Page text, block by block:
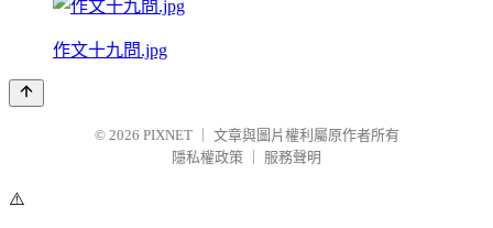
作文十九問.jpg
© 2026 PIXNET
文章與圖片權利屬原作者所有
隱私權政策
服務聲明
⚠️